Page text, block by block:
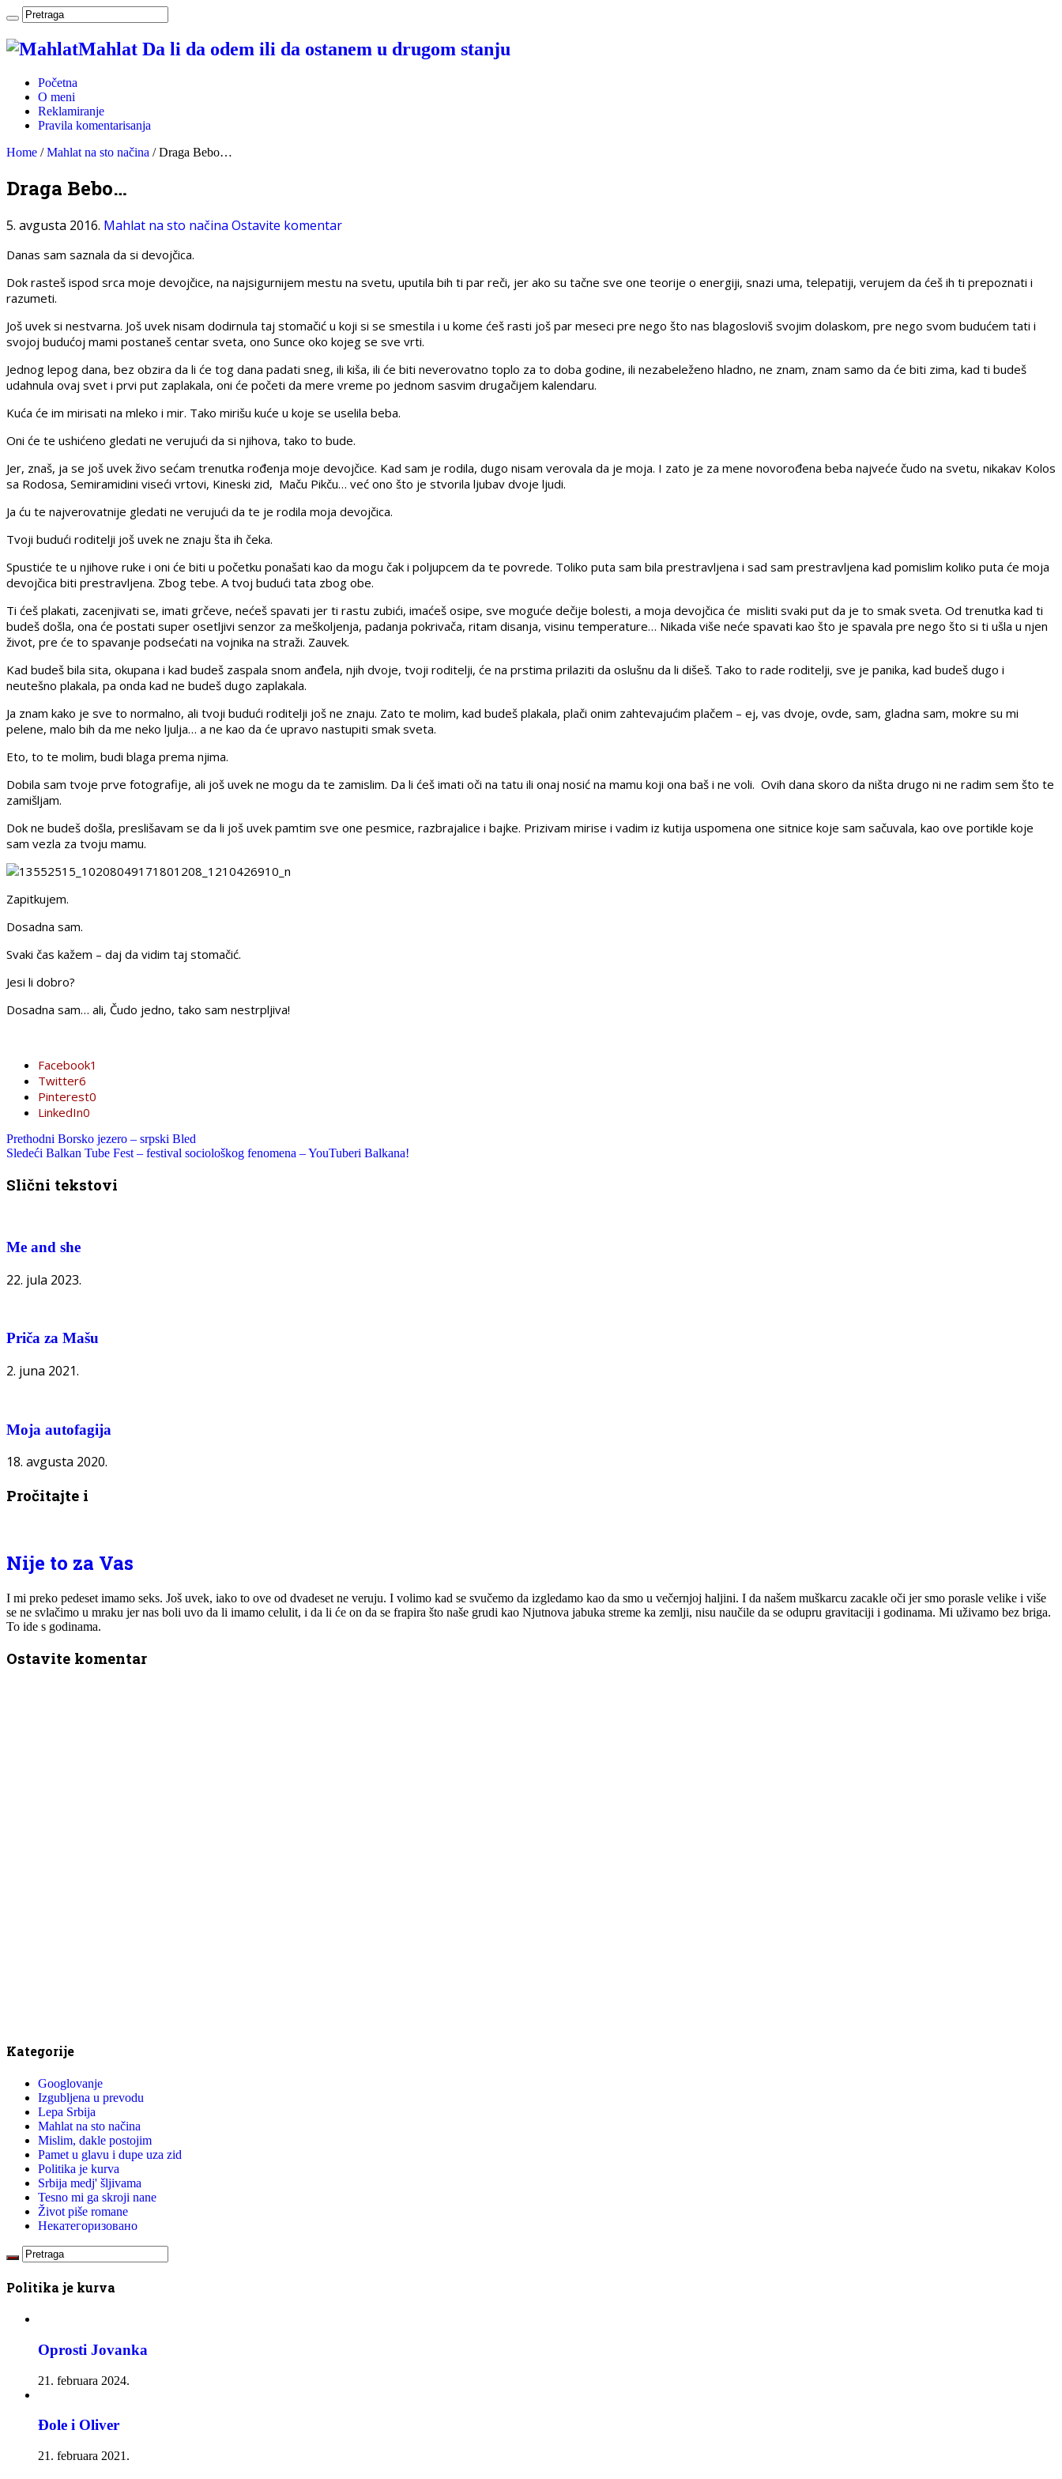
Mahlat Da li da odem ili da ostanem u drugom stanju
Početna
O meni
Reklamiranje
Pravila komentarisanja
Home / Mahlat na sto načina / Draga Bebo…
Draga Bebo…
5. avgusta 2016. Mahlat na sto načina Ostavite komentar
Danas sam saznala da si devojčica.
Dok rasteš ispod srca moje devojčice, na najsigurnijem mestu na svetu, uputila bih ti par reči, jer ako su tačne sve one teorije o energiji, snazi uma, telepatiji, verujem da ćeš ih ti prepoznati i
razumeti.
Još uvek si nestvarna. Još uvek nisam dodirnula taj stomačić u koji si se smestila i u kome ćeš rasti još par meseci pre nego što nas blagosloviš svojim dolaskom, pre nego svom budućem tati i
svojoj budućoj mami postaneš centar sveta, ono Sunce oko kojeg se sve vrti.
Jednog lepog dana, bez obzira da li će tog dana padati sneg, ili kiša, ili će biti neverovatno toplo za to doba godine, ili nezabeleženo hladno, ne znam, znam samo da će biti zima, kad ti budeš
udahnula ovaj svet i prvi put zaplakala, oni će početi da mere vreme po jednom sasvim drugačijem kalendaru.
Kuća će im mirisati na mleko i mir. Tako mirišu kuće u koje se uselila beba.
Oni će te ushićeno gledati ne verujući da si njihova, tako to bude.
Jer, znaš, ja se još uvek živo sećam trenutka rođenja moje devojčice. Kad sam je rodila, dugo nisam verovala da je moja. I zato je za mene novorođena beba najveće čudo na svetu, nikakav Kolos
sa Rodosa, Semiramidini viseći vrtovi, Kineski zid, Maču Pikču… već ono što je stvorila ljubav dvoje ljudi.
Ja ću te najverovatnije gledati ne verujući da te je rodila moja devojčica.
Tvoji budući roditelji još uvek ne znaju šta ih čeka.
Spustiće te u njihove ruke i oni će biti u početku ponašati kao da mogu čak i poljupcem da te povrede. Toliko puta sam bila prestravljena i sad sam prestravljena kad pomislim koliko puta će moja
devojčica biti prestravljena. Zbog tebe. A tvoj budući tata zbog obe.
Ti ćeš plakati, zacenjivati se, imati grčeve, nećeš spavati jer ti rastu zubići, imaćeš osipe, sve moguće dečije bolesti, a moja devojčica će misliti svaki put da je to smak sveta. Od trenutka kad ti
budeš došla, ona će postati super osetljivi senzor za meškoljenja, padanja pokrivača, ritam disanja, visinu temperature… Nikada više neće spavati kao što je spavala pre nego što si ti ušla u njen
život, pre će to spavanje podsećati na vojnika na straži. Zauvek.
Kad budeš bila sita, okupana i kad budeš zaspala snom anđela, njih dvoje, tvoji roditelji, će na prstima prilaziti da oslušnu da li dišeš. Tako to rade roditelji, sve je panika, kad budeš dugo i
neutešno plakala, pa onda kad ne budeš dugo zaplakala.
Ja znam kako je sve to normalno, ali tvoji budući roditelji još ne znaju. Zato te molim, kad budeš plakala, plači onim zahtevajućim plačem – ej, vas dvoje, ovde, sam, gladna sam, mokre su mi
pelene, malo bih da me neko ljulja… a ne kao da će upravo nastupiti smak sveta.
Eto, to te molim, budi blaga prema njima.
Dobila sam tvoje prve fotografije, ali još uvek ne mogu da te zamislim. Da li ćeš imati oči na tatu ili onaj nosić na mamu koji ona baš i ne voli. Ovih dana skoro da ništa drugo ni ne radim sem što te
zamišljam.
Dok ne budeš došla, preslišavam se da li još uvek pamtim sve one pesmice, razbrajalice i bajke. Prizivam mirise i vadim iz kutija uspomena one sitnice koje sam sačuvala, kao ove portikle koje
sam vezla za tvoju mamu.
Zapitkujem.
Dosadna sam.
Svaki čas kažem – daj da vidim taj stomačić.
Jesi li dobro?
Dosadna sam… ali, Čudo jedno, tako sam nestrpljiva!
Facebook1
Twitter6
Pinterest0
LinkedIn0
Prethodni Borsko jezero – srpski Bled
Sledeći Balkan Tube Fest – festival sociološkog fenomena – YouTuberi Balkana!
Slični tekstovi
Me and she
22. jula 2023.
Priča za Mašu
2. juna 2021.
Moja autofagija
18. avgusta 2020.
Pročitajte i
Nije to za Vas
I mi preko pedeset imamo seks. Još uvek, iako to ove od dvadeset ne veruju. I volimo kad se svučemo da izgledamo kao da smo u večernjoj haljini. I da našem muškarcu zacakle oči jer smo porasle velike i više
se ne svlačimo u mraku jer nas boli uvo da li imamo celulit, i da li će on da se frapira što naše grudi kao Njutnova jabuka streme ka zemlji, nisu naučile da se odupru gravitaciji i godinama. Mi uživamo bez briga.
To ide s godinama.
Ostavite komentar
Kategorije
Googlovanje
Izgubljena u prevodu
Lepa Srbija
Mahlat na sto načina
Mislim, dakle postojim
Pamet u glavu i dupe uza zid
Politika je kurva
Srbija medj' šljivama
Tesno mi ga skroji nane
Život piše romane
Некатегоризовано
Politika je kurva
Oprosti Jovanka
21. februara 2024.
Đole i Oliver
21. februara 2021.